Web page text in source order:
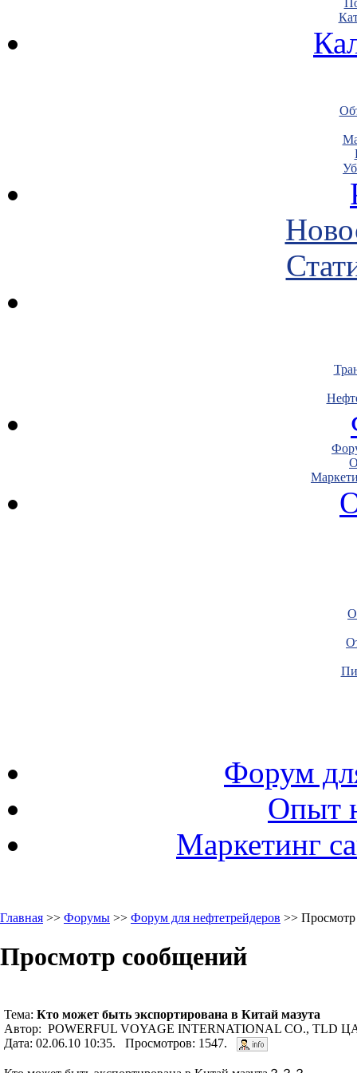
Форум
Опыт
Маркетинг
Главная >> Форумы >> Форум для нефтетрейдеров >>
Просмотр сообщений
Тема: Кто может быть экспортирована в Китай мазута
Автор: POWERFUL VOYAGE INTERNATIONAL CO., TLD
Дата: 02.06.10 10:35. Просмотров: 1547.